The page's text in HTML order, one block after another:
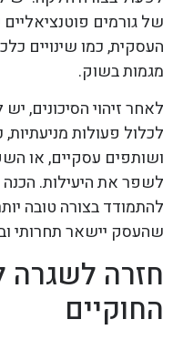
של גורמים
העסקית, כמו שינויים
מגמות בשוק.
לאחר זיהוי הסיכונים,
לכלול פעולות
ושותפים עסקיים, או
לשפר את היעילות.
להתמודד בצורה טובה
שהעסק יישאר תחרותי
חזרה לשגרה
החוקיים